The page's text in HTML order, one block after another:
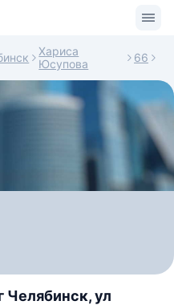
Хариса
Юсупова
66
Челябинск, ул